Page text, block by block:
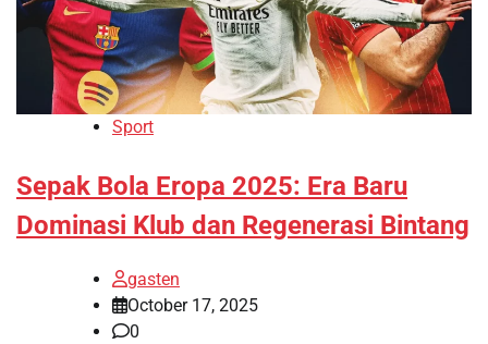
Sport
Sepak Bola Eropa 2025: Era Baru
Dominasi Klub dan Regenerasi Bintang
gasten
October 17, 2025
0